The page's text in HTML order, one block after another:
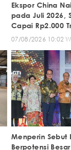
Ekspor China
pada Juli 2026,
Capai Rp2.000
07/08/2026 10:02
Menperin Sebut
Berpotensi